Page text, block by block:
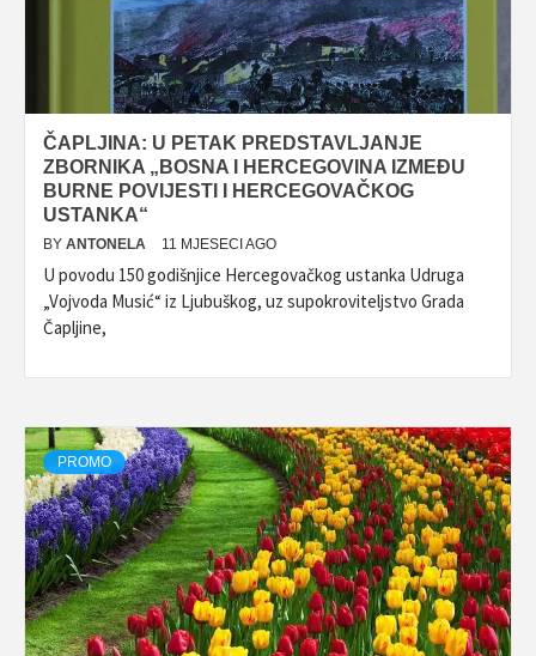
ČAPLJINA: U PETAK PREDSTAVLJANJE
ZBORNIKA „BOSNA I HERCEGOVINA IZMEĐU
BURNE POVIJESTI I HERCEGOVAČKOG
USTANKA“
BY ANTONELA 11 MJESECI AGO
U povodu 150 godišnjice Hercegovačkog ustanka Udruga
„Vojvoda Musić“ iz Ljubuškog, uz supokroviteljstvo Grada
Čapljine,
PROMO